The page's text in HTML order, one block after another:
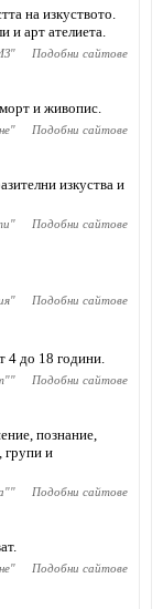
на изкуството.
и арт ателиета.
" Подобни сайтове
и живопис.
" Подобни сайтове
изкуства и
" Подобни сайтове
" Подобни сайтове
4 до 18 години.
" Подобни сайтове
познание,
групи и
" Подобни сайтове
" Подобни сайтове